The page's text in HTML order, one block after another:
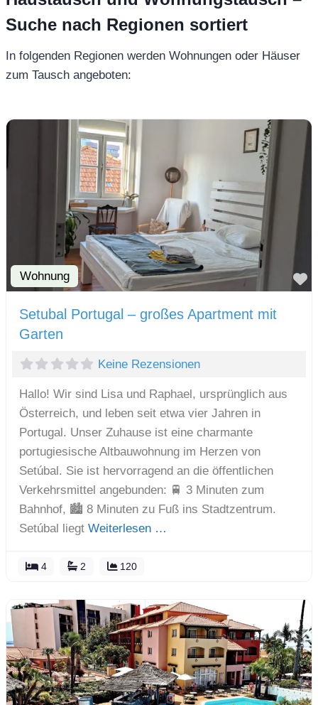
Suche nach Regionen sortiert
In folgenden Regionen werden Wohnungen oder Häuser
zum Tausch angeboten:
Wohnung
Setubal Portugal – großes Apartment mit
Garten
Keine Rezensionen
Hallo! Wir sind Lisa und Raphael, ursprünglich aus
Österreich, und leben seit etwa vier Jahren in
Portugal. Unser Zuhause ist eine charmante
portugiesische Altbauwohnung im Herzen von
Setúbal. Sie ist hervorragend an die öffentlichen
Verkehrsmittel angebunden: 🚆 3 Minuten zum
Bahnhof, 🏙️ 8 Minuten zu Fuß ins Stadtzentrum.
Setúbal liegt Weiterlesen …
4 2 120